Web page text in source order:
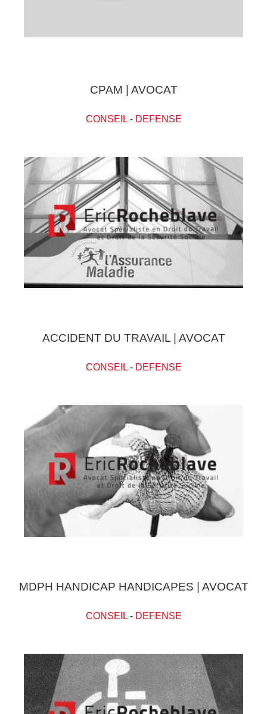
CPAM | AVOCAT
CONSEIL- DEFENSE
ACCIDENT DU TRAVAIL | AVOCAT
CONSEIL- DEFENSE
MDPH HANDICAP HANDICAPES | AVOCAT
CONSEIL- DEFENSE